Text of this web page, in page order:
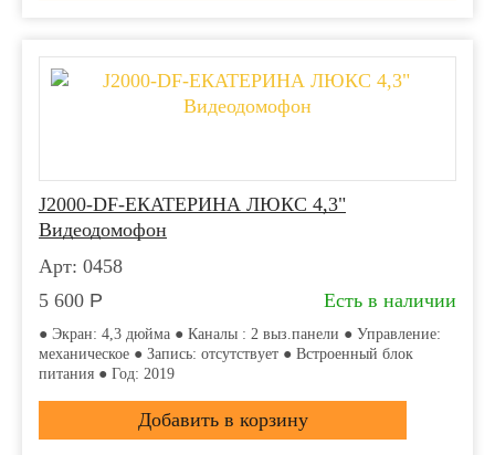
J2000-DF-ЕКАТЕРИНА ЛЮКС 4,3"
Видеодомофон
Арт: 0458
5 600 Р Есть в наличии
● Экран: 4,3 дюйма ● Каналы : 2 выз.панели ● Управление:
механическое ● Запись: отсутствует ● Встроенный блок
питания ● Год: 2019